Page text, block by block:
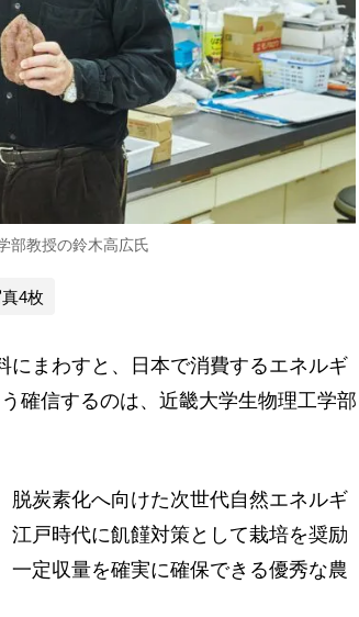
部教授の鈴木高広氏
4枚
まわすと、日本で消費するエネルギ
確信するのは、近畿大学生物理工学部
炭素化へ向けた次世代自然エネルギ
江戸時代に飢饉対策として栽培を奨励
一定収量を確実に確保できる優秀な農